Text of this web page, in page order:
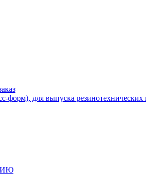
форм), для выпуска резинотехнических